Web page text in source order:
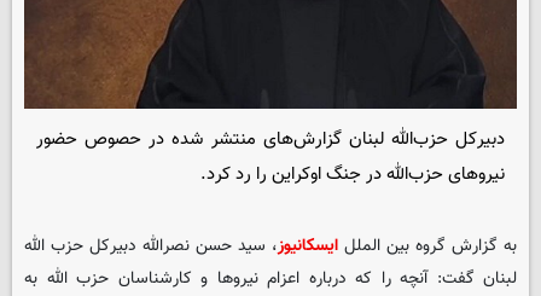
دبیرکل حزب‌الله لبنان گزارش‌های منتشر شده در حصوص حضور
نیروهای حزب‌الله در جنگ اوکراین را رد کرد.
به گزارش گروه بین الملل ایسکانیوز، سید حسن نصرالله دبیرکل حزب الله
لبنان گفت: آنچه را که درباره اعزام نیروها و کارشناسان حزب الله به